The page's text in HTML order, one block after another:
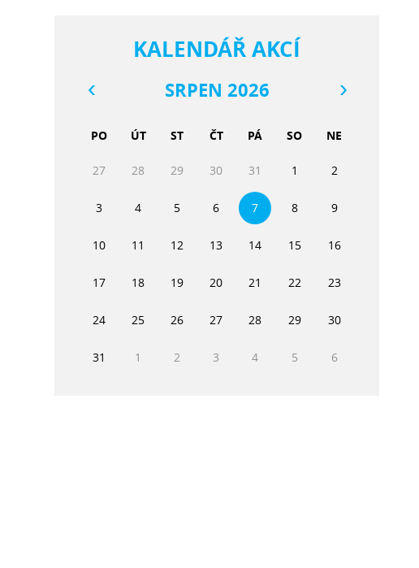
KALENDÁŘ AKCÍ
SRPEN 2026
PO ÚT ST ČT PÁ SO NE
27 28 29 30 31 1 2
3 4 5 6 7 8 9
10 11 12 13 14 15 16
17 18 19 20 21 22 23
24 25 26 27 28 29 30
31 1 2 3 4 5 6